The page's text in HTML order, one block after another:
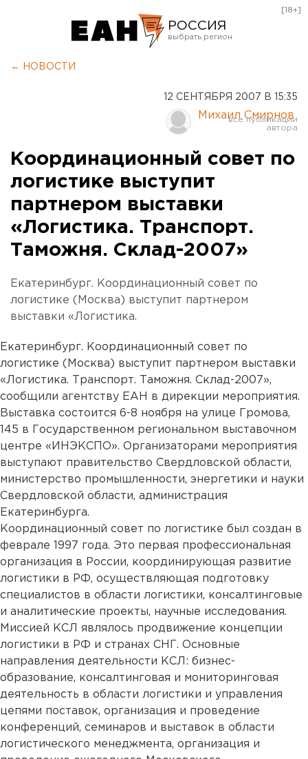
РОССИЯ
Курган
Оренбург
[18+]
← НОВОСТИ
12 СЕНТЯБРЯ 2007 В 15:35
Михаил Смирнов
Координационный совет по
логистике выступит
партнером выставки
«Логистика. Транспорт.
Таможня. Склад-2007»
Екатеринбург. Координационный совет по
логистике (Москва) выступит партнером
выставки «Логистика.
Екатеринбург. Координационный совет по
логистике (Москва) выступит партнером выставки
«Логистика. Транспорт. Таможня. Склад-2007»,
сообщили агентству ЕАН в дирекции мероприятия.
Выставка состоится 6-8 ноября на улице Громова,
145 в Государственном региональном выставочном
центре «ИНЭКСПО». Организаторами мероприятия
выступают правительство Свердловской области,
министерство промышленности, энергетики и науки
Свердловской области, администрация
Екатеринбурга.
Координационный совет по логистике был создан в
феврале 1997 года. Это первая профессиональная
организация в России, координирующая развитие
логистики в РФ, осуществляющая подготовку
специалистов в области логистики, консалтинговые
и аналитические проекты, научные исследования.
Миссией КСЛ являлось продвижение концепции
логистики в РФ и странах СНГ. Основные
направления деятельности КСЛ: бизнес-
образование, консалтинговая и мониторинговая
деятельность в области логистики и управления
цепями поставок, организация и проведение
конференций, семинаров и выставок в области
логистического менеджмента, организация и